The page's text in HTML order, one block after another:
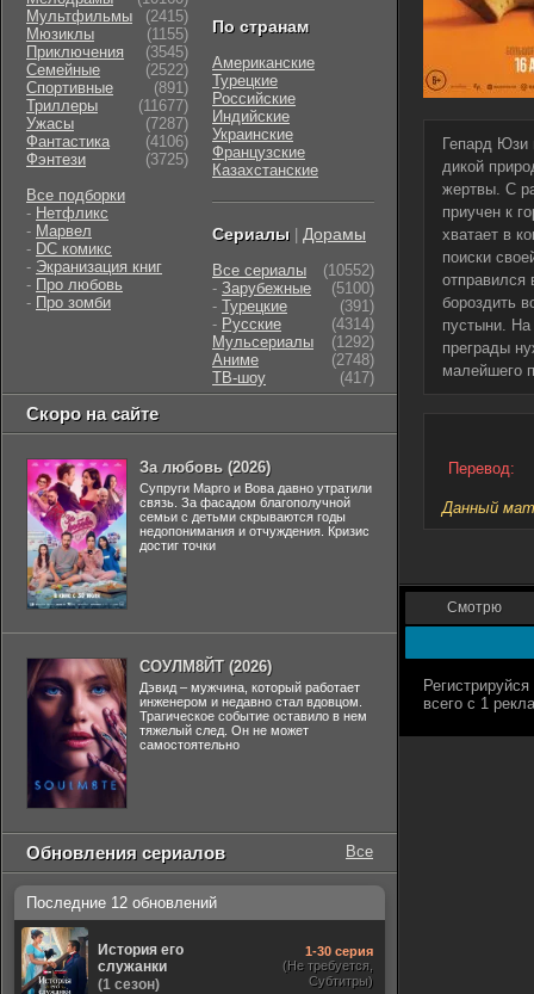
Гепард Юзи
дикой
жертвы. С
приучен к
хватает в
поиски
отправился
бороздить
пустыни.
преграды
малейшего
Перевод:
Данный
Смотрю
Мультфильмы
(2415)
Мюзиклы
(1155)
Приключения
(3545)
Семейные
(2522)
Cпортивные
(891)
Триллеры
(11677)
Ужасы
(7287)
Фантастика
(4106)
Фэнтези
(3725)
Все подборки
- Нетфликс
- Марвел
- DC комикс
- Экранизация книг
- Про любовь
- Про зомби
По странам
Американские
Турецкие
Российские
Индийские
Украинские
Французские
Казахстанские
Сериалы Дорамы
Все сериалы
(10552)
- Зарубежные
(5100)
- Турецкие
(391)
- Русские
(4314)
Мульсериалы
(1292)
Аниме
(2748)
ТВ-шоу
(417)
Скоро на сайте
За любовь (2026)
Супруги Марго и Вова давно утратили
связь. За фасадом благополучной
семьи с детьми скрываются годы
недопонимания и отчуждения. Кризис
достиг точки
СОУЛМ8ЙТ (2026)
Дэвид – мужчина, который работает
инженером и недавно стал вдовцом.
Трагическое событие оставило в нем
тяжелый след. Он не может
самостоятельно
Обновления сериалов Все
Последние 12 обновлений
История его
служанки
(1 сезон)
1-30 серия
(Не требуется,
Субтитры)